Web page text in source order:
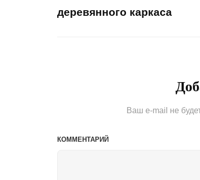
по
деревянного каркаса
Ваш e-mail не
КОММЕНТАРИЙ